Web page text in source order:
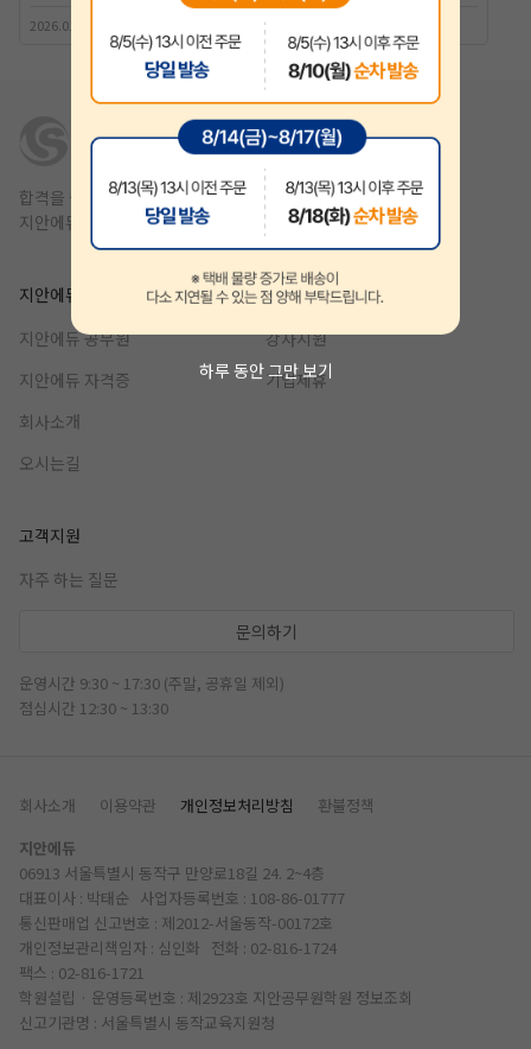
하루 동안 그만 보기
2026.01.30 출간 | 정일영 저자
합격을 쉽고 빠르게,
지안에듀는 1년 안에 합격을 목표를 합니다.
지안에듀
지안에듀 공무원
지안에듀 자격증
회사소개
오시는길
제휴
강사지원
기업제휴
고객지원
자주 하는 질문
문의하기
운영시간 9:30 ~ 17:30 (주말, 공휴일 제외)
점심시간 12:30 ~ 13:30
회사소개 이용약관 개인정보처리방침
환불정책
지안에듀
06913 서울특별시 동작구 만양로18길 24. 2~4층
대표이사 : 박태순 사업자등록번호 : 108-86-01777
통신판매업 신고번호 : 제2012-서울동작-00172호
개인정보관리책임자 : 심인화 전화 : 02-816-1724
팩스 : 02-816-1721
학원설립 · 운영등록번호 : 제2923호 지안공무원학원 정보조회
신고기관명 : 서울특별시 동작교육지원청